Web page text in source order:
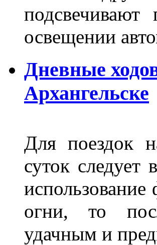
освещении
Дневные
Архангельске
Для поездок
суток следует
огни, то
удачным и